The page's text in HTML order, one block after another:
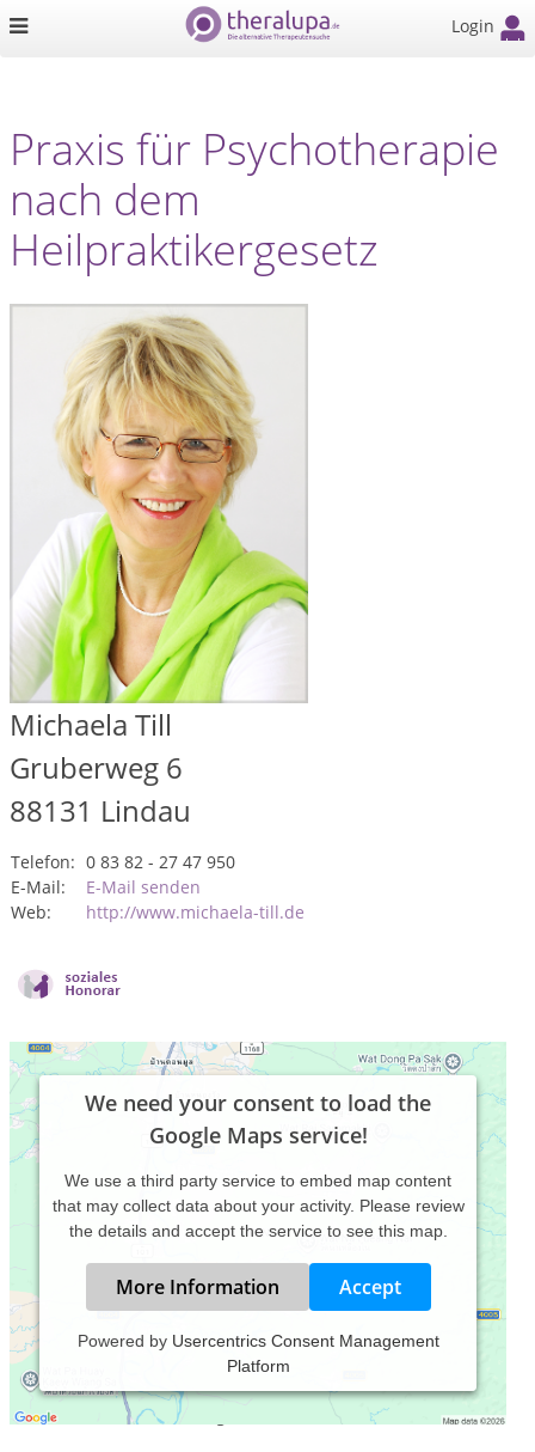
Login
Praxis für Psychotherapie
nach dem
Heilpraktikergesetz
Michaela Till
Gruberweg 6
88131 Lindau
Telefon: 0 83 82 - 27 47 950
E-Mail:
E-Mail senden
Web:
http://www.michaela-till.de
We need your consent to load the
Google Maps service!
We use a third party service to embed map content
that may collect data about your activity. Please review
the details and accept the service to see this map.
More Information Accept
Powered by Usercentrics Consent Management
Platform
Praxiszeiten:
Termin nach Vereinbarung